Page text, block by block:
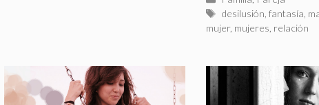
Etiquetas
desilusión ,fantasía
mujer, mujeres relación